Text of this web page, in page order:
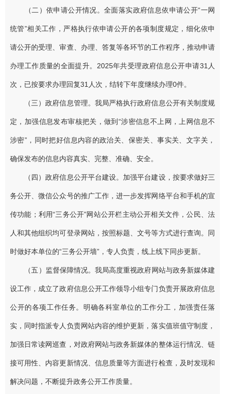
（二）依申请公开情况。全面落实政府信息依申请公开“一网
统管”相关工作，严格执行依申请公开的各项制度规定，细化依申
请公开的受理、审查、办理、答复等各环节的工作程序，推动申请
办理工作质量的全面提升。2025年共受理政府信息公开申请31人
次，已按要求办理回复31人次，结转下年度继续办理0件。
（三）政府信息管理。我局严格执行政府信息公开有关制度规
定，加强信息发布审核把关，做到“涉密信息不上网，上网信息不
涉密”，同时把好信息内容的政治关、保密关、事实关、文字关，
确保发布的信息内容真实、完整、准确、安全。
（四）政府信息公开平台建设。 加强平台建设，按要求做好三
务公开、微信公众号的推广工作，进一步发挥网络平台和手机的宣
传功能；利用“三务公开”网站公开栏主动公开相关文件，公民、法
人和其他组织均可登录网站，按照标题、文号等方式进行查询。同
时做好本单位的“三务公开墙”，专人负责，线上线下同步更新。
（五）监督保障情况。我局高度重视政府网站与政务新媒体建
设工作，成立了政府信息公开工作领导小组专门负责开展政府信息
公开的各项工作任务。明确各科室单位的工作分工，加强责任落
实，同时指派专人负责网站内容的维护更新，落实值班值守制度，
加强日常读网巡查，对政府网站与政务新媒体的整体运行情况、链
接可用性、内容更新情况、信息质量等方面进行检查，及时发现和
解决问题，不断提升政务公开工作质量。